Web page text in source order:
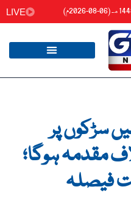
LIVE
سڑکوں پر
مقدمہ ہوگا؛
فیصلہ